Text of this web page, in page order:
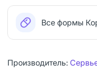
Все формы
Производитель: